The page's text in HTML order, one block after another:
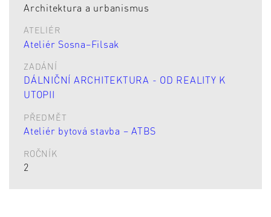
Architektura a urbanismus
ATELIÉR
Ateliér Sosna–Filsak
ZADÁNÍ
DÁLNIČNÍ ARCHITEKTURA - OD REALITY K
UTOPII
PŘEDMĚT
Ateliér bytová stavba – ATBS
ROČNÍK
2